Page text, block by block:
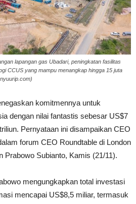
lapangan gas Ubadari, peningkatan fasilitas
CCUS yang mampu menangkap hingga 15 juta
komitmennya untuk
dengan nilai fantastis sebesar US$7
Pernyataan ini disampaikan CEO
forum CEO Roundtable di London
Prabowo Subianto, Kamis (21/11).
mengungkapkan total investasi
mencapai US$8,5 miliar, termasuk